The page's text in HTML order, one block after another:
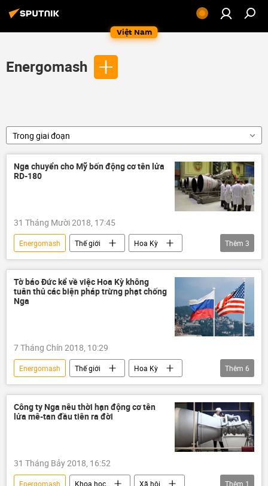
Việt Nam
Energomash
Trong giai đoạn
Nga chuyển cho Mỹ bốn động cơ tên lửa
RD-180
31 Tháng Mười 2018, 17:45
Energomash Thế giới
Hoa Kỳ
Nga
Chính trị Liên bang Nga
Thêm 3
Tờ báo Đức kể về việc Hoa Kỳ không
tuân thủ các biện pháp trừng phạt chống
Nga
7 Tháng Chín 2018, 10:29
Energomash Thế giới
Hoa Kỳ
Nga
Châu Âu
Chính trị
Liên bang Nga
Tehmash Đức
Thêm 6
Công ty Nga nêu thời hạn động cơ tên
lửa mê-tan đầu tiên ra đời
31 Tháng Bảy 2018, 16:52
Energomash Khoa học
Xã hội
Thêm 1